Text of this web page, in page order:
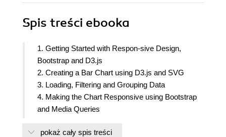
Spis treści ebooka
1. Getting Started with Respon-sive Design,
Bootstrap and D3.js
2. Creating a Bar Chart using D3.js and SVG
3. Loading, Filtering and Grouping Data
4. Making the Chart Responsive using Bootstrap
and Media Queries
6. Designing Transitions and Animations
pokaż cały spis treści